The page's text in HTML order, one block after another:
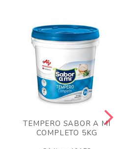
TEMPERO SABOR A MI
COMPLETO 5KG